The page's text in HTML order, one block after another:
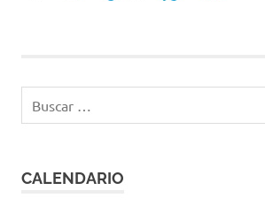
entradas
CALENDARIO